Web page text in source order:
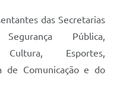
das Secretarias
Pública,
Esportes,
de Comunicação e do